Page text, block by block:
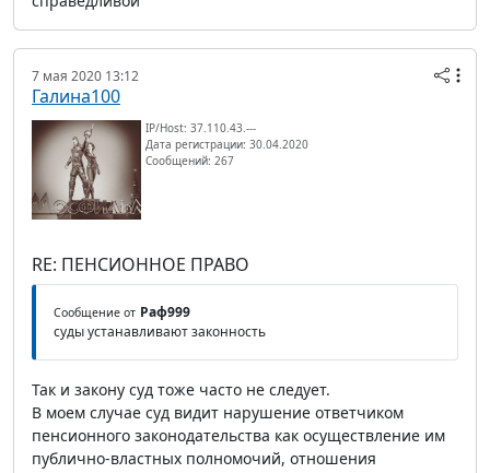
7 мая 2020 13:12
Галина100
IP/Host: 37.110.43.---
Дата регистрации: 30.04.2020
Сообщений: 267
RE: ПЕНСИОННОЕ ПРАВО
Сообщение от Раф999
суды устанавливают законность
Так и закону суд тоже часто не следует.
В моем случае суд видит нарушение ответчиком
пенсионного законодательства как осуществление им
публично-властных полномочий, отношения